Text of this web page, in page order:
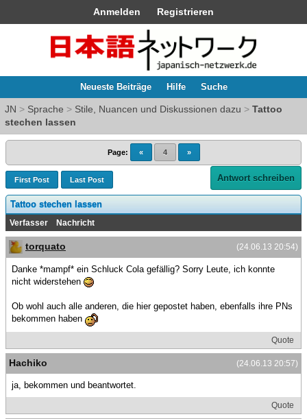
Anmelden Registrieren
Neueste Beiträge Hilfe Suche
JN > Sprache > Stile, Nuancen und Diskussionen dazu > Tattoo
stechen lassen
Page: « 4 »
First Post Last Post Antwort schreiben
Tattoo stechen lassen
Verfasser Nachricht
(24.06.13 20:54)
torquato
Danke *mampf* ein Schluck Cola gefällig? Sorry Leute, ich konnte
nicht widerstehen
Ob wohl auch alle anderen, die hier gepostet haben, ebenfalls ihre PNs
bekommen haben
Quote
(24.06.13 20:57)
Hachiko
ja, bekommen und beantwortet.
Quote